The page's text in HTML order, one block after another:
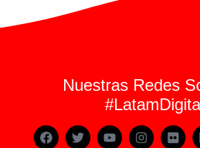
Nuestras Redes